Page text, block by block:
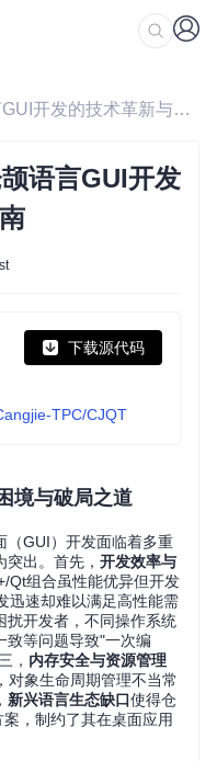
/ CjQt框架全解析：仓颉语言GUI开发的技术革新与实践指南
语言GUI开发
下载源代码
TPC/CJQT
境与破局之道
（GUI）开发面临着多重
出。首先， 开发效率与
Qt组合虽性能优异但开发
迅速却难以满足高性能需
扰开发者，不同操作系统
致等问题导致"一次编
， 内存安全与资源管理
对象生命周期管理不当常
新兴语言生态缺口使得仓
，制约了其在桌面应用